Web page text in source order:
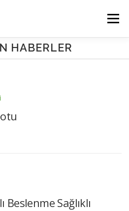
Menü
HABERLER
Beslenme Sağlıklı